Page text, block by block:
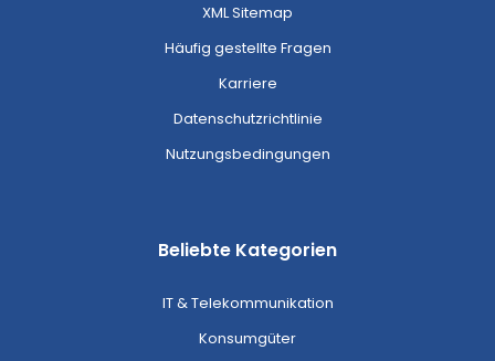
XML Sitemap
Häufig gestellte Fragen
Karriere
Datenschutzrichtlinie
Nutzungsbedingungen
Beliebte Kategorien
IT & Telekommunikation
Konsumgüter